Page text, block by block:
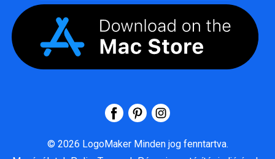
© 2026 LogoMaker Minden jog fenntartva.